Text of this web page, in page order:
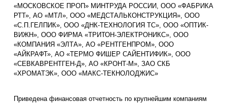
«МОСКОВСКОЕ ПРОП» МИНТРУДА РОССИИ, ООО «ФАБРИКА
РТТ», АО «МТЛ», ООО «МЕДСТАЛЬКОНСТРУКЦИЯ», ООО
«С.П.ГЕЛПИК», ООО «ДНК-ТЕХНОЛОГИЯ ТС», ООО «ОПТИК-
ВИЖН», ООО ФИРМА «ТРИТОН-ЭЛЕКТРОНИКС», ООО
«КОМПАНИЯ «ЭЛТА», АО «РЕНТГЕНПРОМ», ООО
«АЙКРАФТ», АО «ТЕРМО ФИШЕР САЙЕНТИФИК», ООО
«СЕВКАВРЕНТГЕН-Д», АО «КРОНТ-М», ЗАО СКБ
«ХРОМАТЭК», ООО «МАКС-ТЕКНОЛОДЖИС»
Приведена финансовая отчетность по крупнейшим компаниям